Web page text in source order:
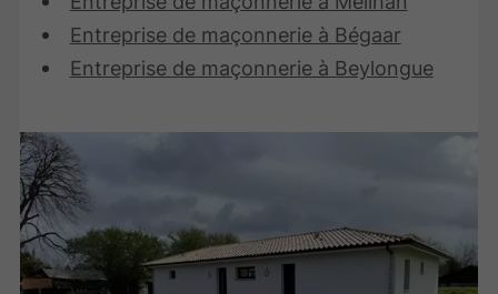
Entreprise de maçonnerie à Bégaar
Entreprise de maçonnerie à Beylongue